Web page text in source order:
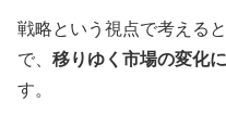
戦略という視点で考える
で、 移りゆく市場の変化
す。